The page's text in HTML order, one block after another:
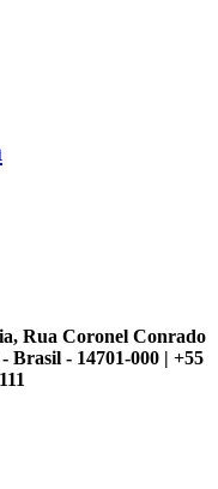
Rua Coronel Conrado
Brasil - 14701-000 | +55